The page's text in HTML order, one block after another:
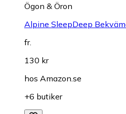
Ögon & Öron
Alpine SleepDeep
fr.
130 kr
hos Amazon.se
+6 butiker